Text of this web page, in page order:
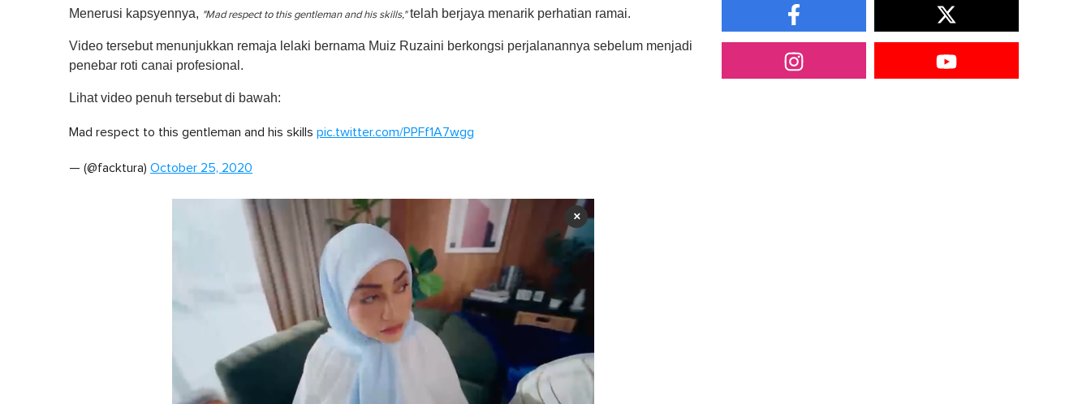
Menerusi kapsyennya, "Mad respect to this gentleman and his skills,"telah berjaya menarik perhatian ramai.
Video tersebut menunjukkan remaja lelaki bernama Muiz Ruzaini berkongsi perjalanannya sebelum menjadi
penebar roti canai profesional.
Lihat video penuh tersebut di bawah:
Mad respect to this gentleman and his skills pic.twitter.com/PPFf1A7wgg
— (@facktura) October 25, 2020
×